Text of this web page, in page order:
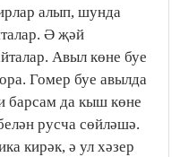
алып, шунда
Ә җәй
Авыл көне буе
Гомер буе авылда
барсам да кыш көне
русча сөйләшә.
кирәк, ә ул хәзер